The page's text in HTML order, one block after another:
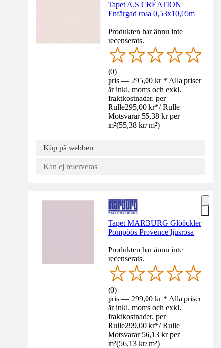
Tapet A.S CRÉATION
Enfärgad rosa 0,53x10,05m
Produkten har ännu inte
recenserats.
(0)
pris — 295,00 kr * Alla priser
är inkl. moms och exkl.
fraktkostnader. per
Rulle295,00 kr*/ Rulle
Motsvarar 55,38 kr per
m²(55,38 kr/ m²)
Köp på webben
Kan ej reserveras
Tapet MARBURG Glööckler
Pompöös Provence ljusrosa
Produkten har ännu inte
recenserats.
(0)
pris — 299,00 kr * Alla priser
är inkl. moms och exkl.
fraktkostnader. per
Rulle299,00 kr*/ Rulle
Motsvarar 56,13 kr per
m²(56,13 kr/ m²)